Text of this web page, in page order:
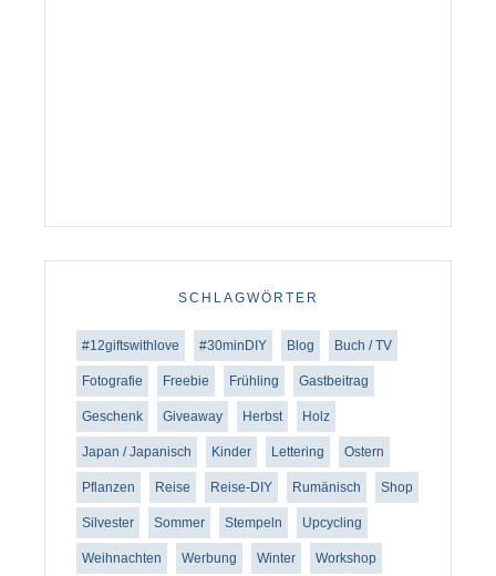
SCHLAGWÖRTER
#12giftswithlove #30minDIY Blog Buch / TV
Fotografie Freebie Frühling Gastbeitrag
Geschenk Giveaway Herbst Holz
Japan / Japanisch Kinder Lettering Ostern
Pflanzen Reise Reise-DIY Rumänisch Shop
Silvester Sommer Stempeln Upcycling
Weihnachten Werbung Winter Workshop